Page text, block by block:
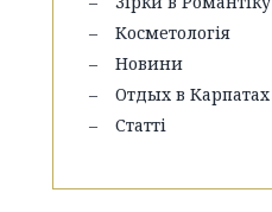
Косметологія
Новини
Отдых в Карпатах
Статті